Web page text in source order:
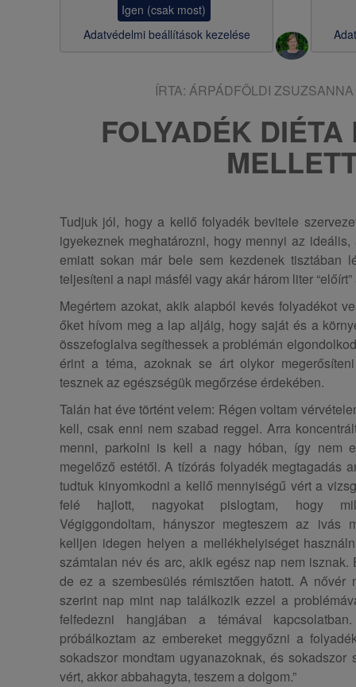
Igen (csak most)
Adatvédelmi beállítások kezelése
ÍRTA: ÁRPÁDFÖLDI ZSUZSANNA
FOLYADÉK
Tudjuk jól, hogy a kellő folyadék bevitele
igyekeznek meghatározni, hogy mennyi az
emiatt sokan már bele sem kezdenek tisztában
teljesíteni a napi másfél vagy akár három liter
Megértem azokat, akik alapból kevés folyadékot
őket hívom meg a lap aljáig, hogy saját és a
összefoglalva segíthessek a problémán
érint a téma, azoknak se árt olykor
tesznek az egészségük megőrzése érdekében.
Talán hat éve történt velem: Régen voltam
kell, csak enni nem szabad reggel. Arra
menni, parkolni is kell a nagy hóban, így nem
megelőző estétől. A tízórás folyadék megtagadás
tudtuk kinyomkodni a kellő mennyiségű vért a
felé hajlott, nagyokat pislogtam, hogy
Végiggondoltam, hányszor megteszem az ivás
kelljen idegen helyen a mellékhelyiséget
számtalan név és arc, akik egész nap nem isznak.
de ez a szembesülés rémisztően hatott. A nővér
szerint nap mint nap találkozik ezzel a
felfedezni hangjában a témával
próbálkoztam az embereket meggyőzni a
sokadszor mondtam ugyanazoknak, és
vért, akkor abbahagyta, teszem a dolgom.”